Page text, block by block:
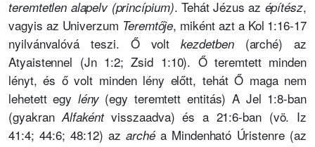
teremtetlen alapelv (princípium). Tehát Jézus az építész,
vagyis az Univerzum Teremtője, miként azt a Kol 1:16-17
nyilvánvalóvá teszi. Ő volt
kezdetben(arché) az
Atyaistennel (Jn 1:2; Zsid 1:10). Ő teremtett minden
lényt, és ő volt minden lény előtt, tehát Ő maga nem
lehetett egy lény(egy teremtett entitás) A Jel 1:8-ban
(gyakranAlfakéntvisszaadva) és a 21:6-ban (vö. Iz
41:4; 44:6; 48:12) az archéa Mindenható Úristenre (az